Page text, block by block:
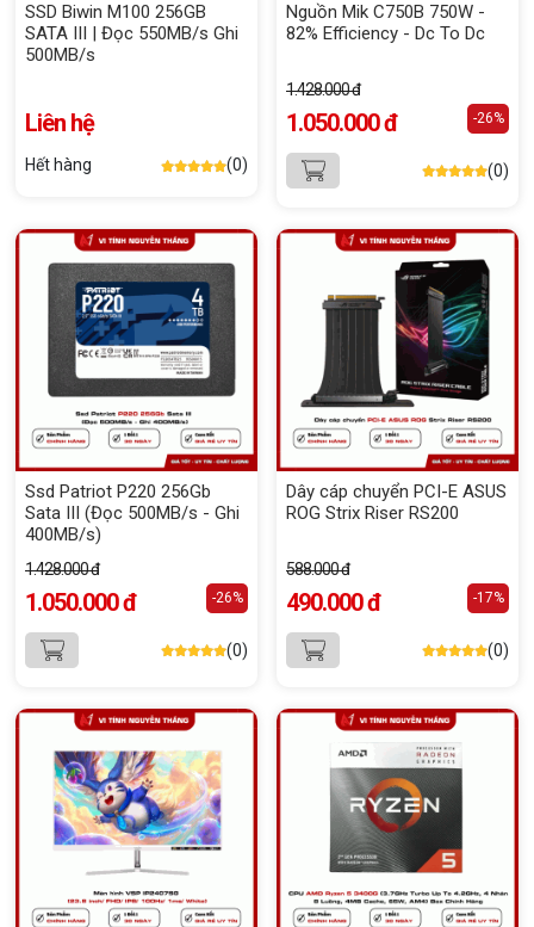
SSD Biwin M100 256GB
SATA III | Đọc 550MB/s Ghi
500MB/s
Liên hệ
Hết hàng (0)
Nguồn Mik C750B 750W -
82% Efficiency - Dc To Dc
1.428.000 đ
1.050.000 đ -26%
(0)
Ssd Patriot P220 256Gb
Sata III (Đọc 500MB/s - Ghi
400MB/s)
1.428.000 đ
1.050.000 đ -26%
(0)
Dây cáp chuyển PCI-E ASUS
ROG Strix Riser RS200
588.000 đ
490.000 đ -17%
(0)